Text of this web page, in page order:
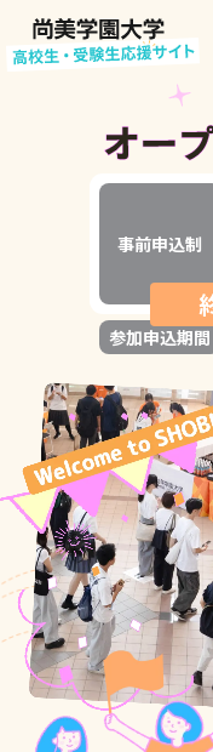
事前申込制
参加申込期間